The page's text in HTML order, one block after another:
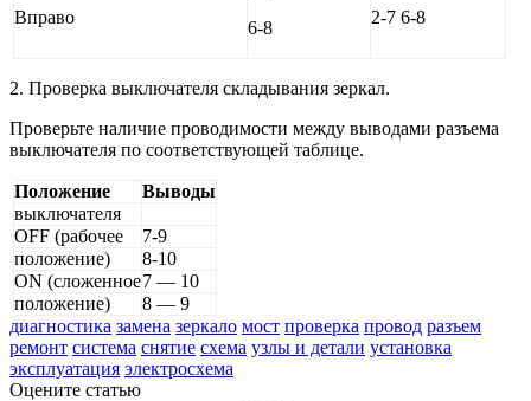
Вправо
6-8
2-7 6-8
2. Проверка выключателя складыва­ния зеркал.
Проверьте наличие проводимости между выводами разъема
выключате­ля по соответствующей таблице.
Положение
Выводы
выключателя
OFF (рабочее
7-9
положение)
8-10
ON (сложенное7 — 10
положение)
8 — 9
диагностика замена зеркало мост проверка провод разъем
ремонт система снятие схема узлы и детали установка
эксплуатация электросхема
Оцените статью